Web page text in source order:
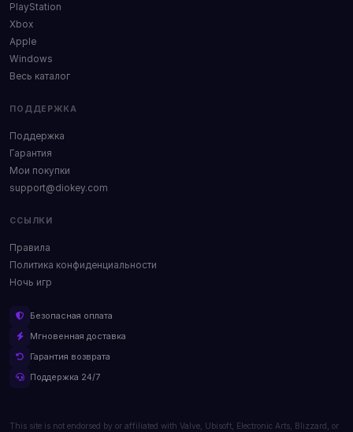
PlayStation
Xbox
Apple
Windows
Весь каталог
ПОДДЕРЖКА
Поддержка
Гарантия
Мои покупки
support@diokey.com
ССЫЛКИ
Правила
Политика конфиденциальности
Ночь игр
Безопасная оплата
Мгновенная доставка
Гарантия возврата
Поддержка 24/7
This site is not endorsed by or affiliated with Valve, Ubisoft, Electronic Arts, Blizzard, or